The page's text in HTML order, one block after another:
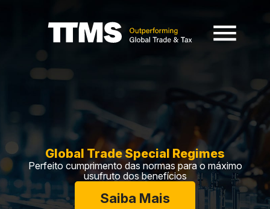
Global Trade Special Regimes
Perfeito cumprimento das normas para o máximo
usufruto dos benefícios
Saiba Mais